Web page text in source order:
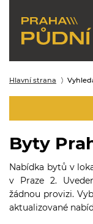
Hlavní strana
Byty
Nabídka bytů v
v Praze 2.
žádnou provizi.
aktualizované